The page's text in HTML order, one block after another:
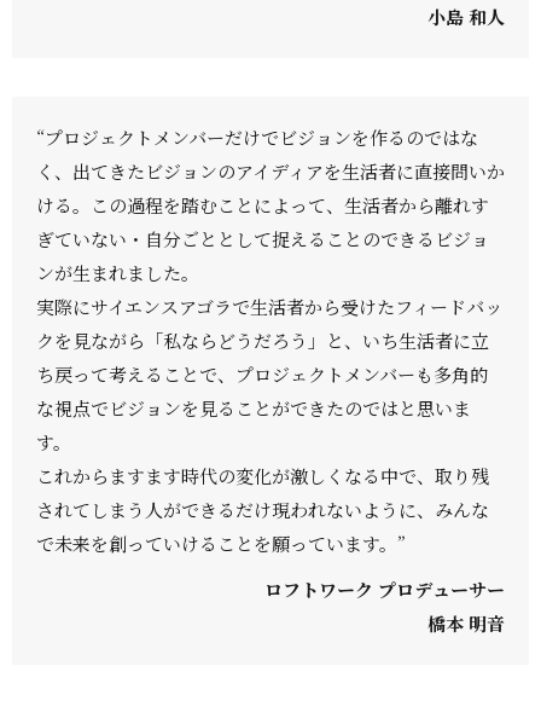
小島 和人
“プロジェクトメンバーだけでビジョンを作るのではな
く、出てきたビジョンのアイディアを生活者に直接問いか
ける。この過程を踏むことによって、生活者から離れす
ぎていない・自分ごととして捉えることのできるビジョ
ンが生まれました。
実際にサイエンスアゴラで生活者から受けたフィードバッ
クを見ながら「私ならどうだろう」と、いち生活者に立
ち戻って考えることで、プロジェクトメンバーも多角的
な視点でビジョンを見ることができたのではと思いま
す。
これからますます時代の変化が激しくなる中で、取り残
されてしまう人ができるだけ現われないように、みんな
で未来を創っていけることを願っています。”
ロフトワーク プロデューサー
橋本 明音